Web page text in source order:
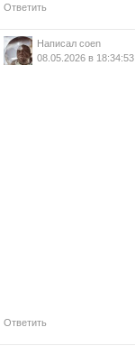
Ответить
Написал coen
08.05.2026 в 18:34:53
Ответить